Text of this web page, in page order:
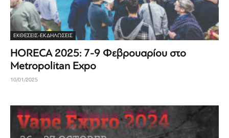
ΕΚΘΈΣΕΙΣ-ΕΚΔΗΛΏΣΕΙΣ
HORECA 2025: 7-9 Φεβρουαρίου στο
Metropolitan Expo
10/01/2025